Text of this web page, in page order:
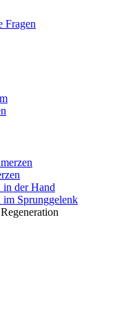
Fragen
in der Hand
im Sprunggelenk